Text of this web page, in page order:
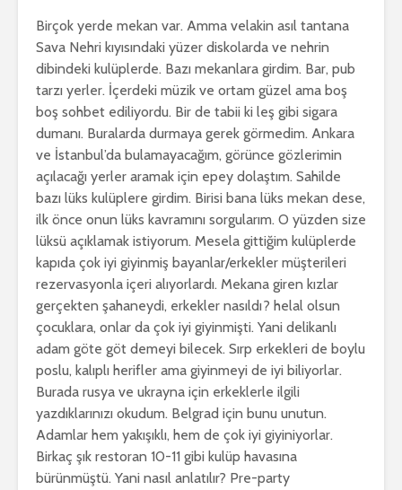
Birçok yerde mekan var. Amma velakin asıl tantana
Sava Nehri kıyısındaki yüzer diskolarda ve nehrin
dibindeki kulüplerde. Bazı mekanlara girdim. Bar, pub
tarzı yerler. İçerdeki müzik ve ortam güzel ama boş
boş sohbet ediliyordu. Bir de tabii ki leş gibi sigara
dumanı. Buralarda durmaya gerek görmedim. Ankara
ve İstanbul’da bulamayacağım, görünce gözlerimin
açılacağı yerler aramak için epey dolaştım. Sahilde
bazı lüks kulüplere girdim. Birisi bana lüks mekan dese,
ilk önce onun lüks kavramını sorgularım. O yüzden size
lüksü açıklamak istiyorum. Mesela gittiğim kulüplerde
kapıda çok iyi giyinmiş bayanlar/erkekler müşterileri
rezervasyonla içeri alıyorlardı. Mekana giren kızlar
gerçekten şahaneydi, erkekler nasıldı? helal olsun
çocuklara, onlar da çok iyi giyinmişti. Yani delikanlı
adam göte göt demeyi bilecek. Sırp erkekleri de boylu
poslu, kalıplı herifler ama giyinmeyi de iyi biliyorlar.
Burada rusya ve ukrayna için erkeklerle ilgili
yazdıklarınızı okudum. Belgrad için bunu unutun.
Adamlar hem yakışıklı, hem de çok iyi giyiniyorlar.
Birkaç şık restoran 10-11 gibi kulüp havasına
bürünmüştü. Yani nasıl anlatılır? Pre-party